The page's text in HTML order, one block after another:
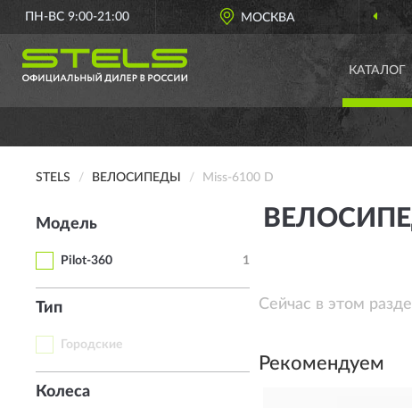
ПН-ВС 9:00-21:00 МОСКВА
КАТАЛОГ
STELS ВЕЛОСИПЕДЫ Miss-6100 D
Модель
Pilot-360 1
Тип
Городские
Колеса
Сейчас в этом
Рекомендуем